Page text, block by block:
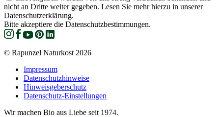
nicht an Dritte weiter gegeben. Lesen Sie mehr hierzu in unserer
Datenschutzerklärung.
Bitte akzeptiere die Datenschutzbestimmungen.
© Rapunzel Naturkost 2026
Impressum
Datenschutzhinweise
Hinweisgeberschutz
Datenschutz-Einstellungen
Wir machen Bio aus Liebe seit 1974.